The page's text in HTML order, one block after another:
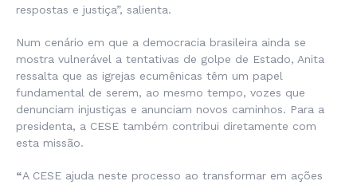
respostas e justiça”, salienta.
Num cenário em que a democracia brasileira ainda se
mostra vulnerável a tentativas de golpe de Estado, Anita
ressalta que as igrejas ecumênicas têm um papel
fundamental de serem, ao mesmo tempo, vozes que
denunciam injustiças e anunciam novos caminhos. Para a
presidenta, a CESE também contribui diretamente com
esta missão.
“A CESE ajuda neste processo ao transformar em ações